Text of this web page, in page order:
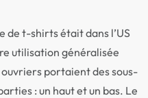
t-shirts était dans l’US
utilisation généralisée
portaient des sous-
: un haut et un bas. Le